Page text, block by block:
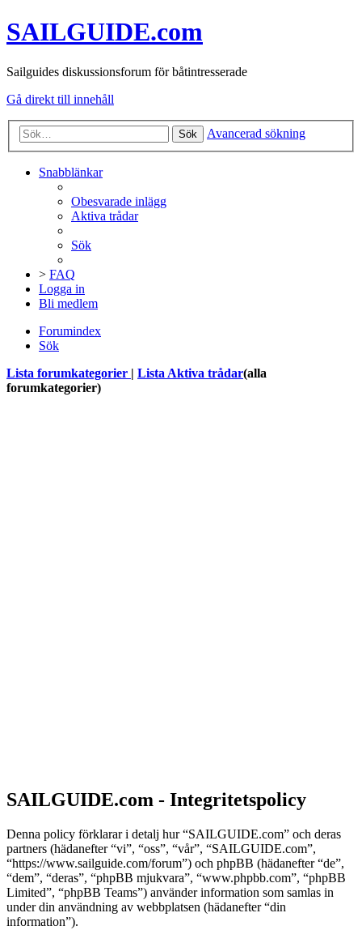
SAILGUIDE.com
Sailguides diskussionsforum för båtintresserade
Gå direkt till innehåll
Sök Avancerad sökning
Snabblänkar
Obesvarade inlägg
Aktiva trådar
Sök
> FAQ
Logga in
Bli medlem
Forumindex
Sök
Lista forumkategorier
Lista Aktiva trådar(alla
forumkategorier)
SAILGUIDE.com - Integritetspolicy
Denna policy förklarar i detalj hur “SAILGUIDE.com” och deras
partners (hädanefter “vi”, “oss”, “vår”, “SAILGUIDE.com”,
“https://www.sailguide.com/forum”) och phpBB (hädanefter “de”,
“dem”, “deras”, “phpBB mjukvara”, “www.phpbb.com”, “phpBB
Limited”, “phpBB Teams”) använder information som samlas in
under din användning av webbplatsen (hädanefter “din
information”).